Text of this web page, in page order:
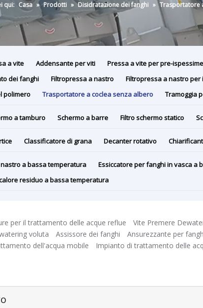
qui: Casa » Prodotti » Disidratazione dei fanghi » Trasportatore
a vite Addensante per viti Pressa a vite per pre-
dei fanghi
Filtropressa a nastro Filtropressa a nastro per
polimero
Trasportatore a coclea senza albero Tramoggia
a tamburo Schermo a barre Filtro schermo statico
Classificatore di grana Decanter rotativo
a bassa temperatura
Essiccatore per fanghi in vasca a
residuo a bassa temperatura
per il trattamento delle acque reflue Vite Premere
voluta Assissore dei fanghi
Ansurezzante per
dell'acqua mobile Impianto di trattamento delle